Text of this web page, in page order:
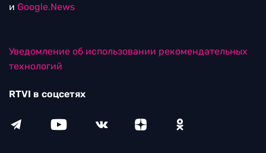
и Google.News
Уведомление об использовании рекомендательных
технологий
RTVI в соцсетях